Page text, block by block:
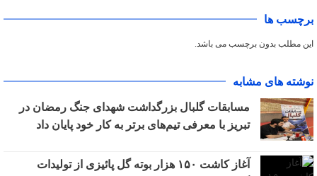
برچسب ها
این مطلب بدون برچسب می باشد.
نوشته های مشابه
مسابقات گلبال بزرگداشت شهدای جنگ رمضان در
تبریز با معرفی تیم‌های برتر به کار خود پایان داد
آغاز کاشت ۱۵۰ هزار بوته گل پائیزی از تولیدات